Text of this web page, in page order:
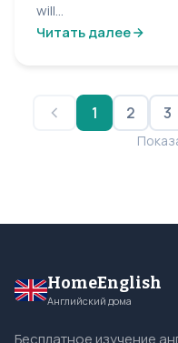
will...
Читать далее
1 2 3
HomeEnglish
Английский дома
Бесплатное изучение